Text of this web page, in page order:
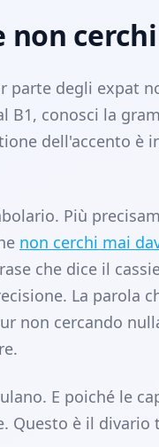
non
parte degli expat
B1, conosci la
dell'accento è
Più
non cerchi mai
che dice il
La parola
non cercando
E poiché le
Questo è il divario